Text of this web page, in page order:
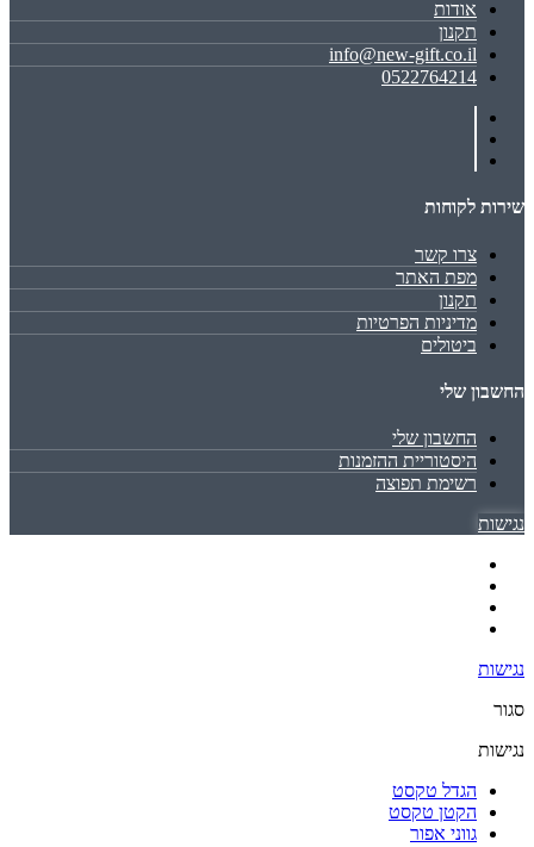
אודות
תקנון
info@new-gift.co.il
0522764214
שירות לקוחות
צרו קשר
מפת האתר
תקנון
מדיניות הפרטיות
ביטולים
החשבון שלי
החשבון שלי
היסטוריית ההזמנות
רשימת תפוצה
נגישות
נגישות
סגור
נגישות
הגדל טקסט
הקטן טקסט
גווני אפור